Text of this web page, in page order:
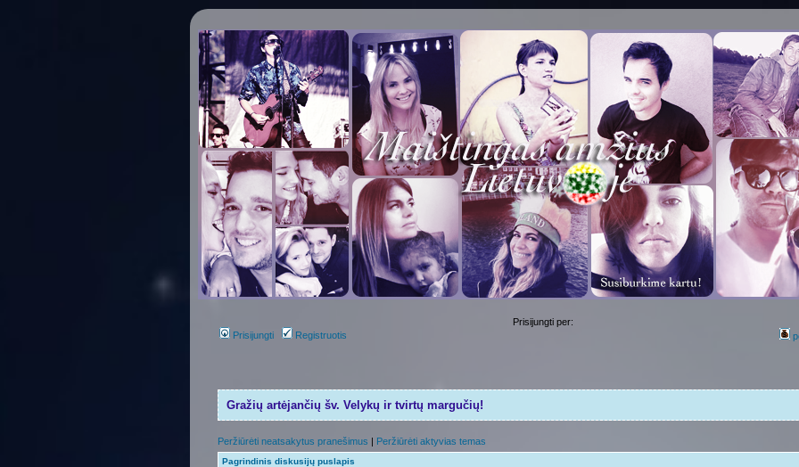
Prisijungti Registruotis
Prisijungti per:
Gražių artėjančių šv. Velykų ir tvirtų margučių!
Peržiūrėti neatsakytus pranešimus | Peržiūrėti aktyvias temas
Pagrindinis diskusijų puslapis